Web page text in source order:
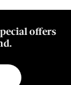
offers